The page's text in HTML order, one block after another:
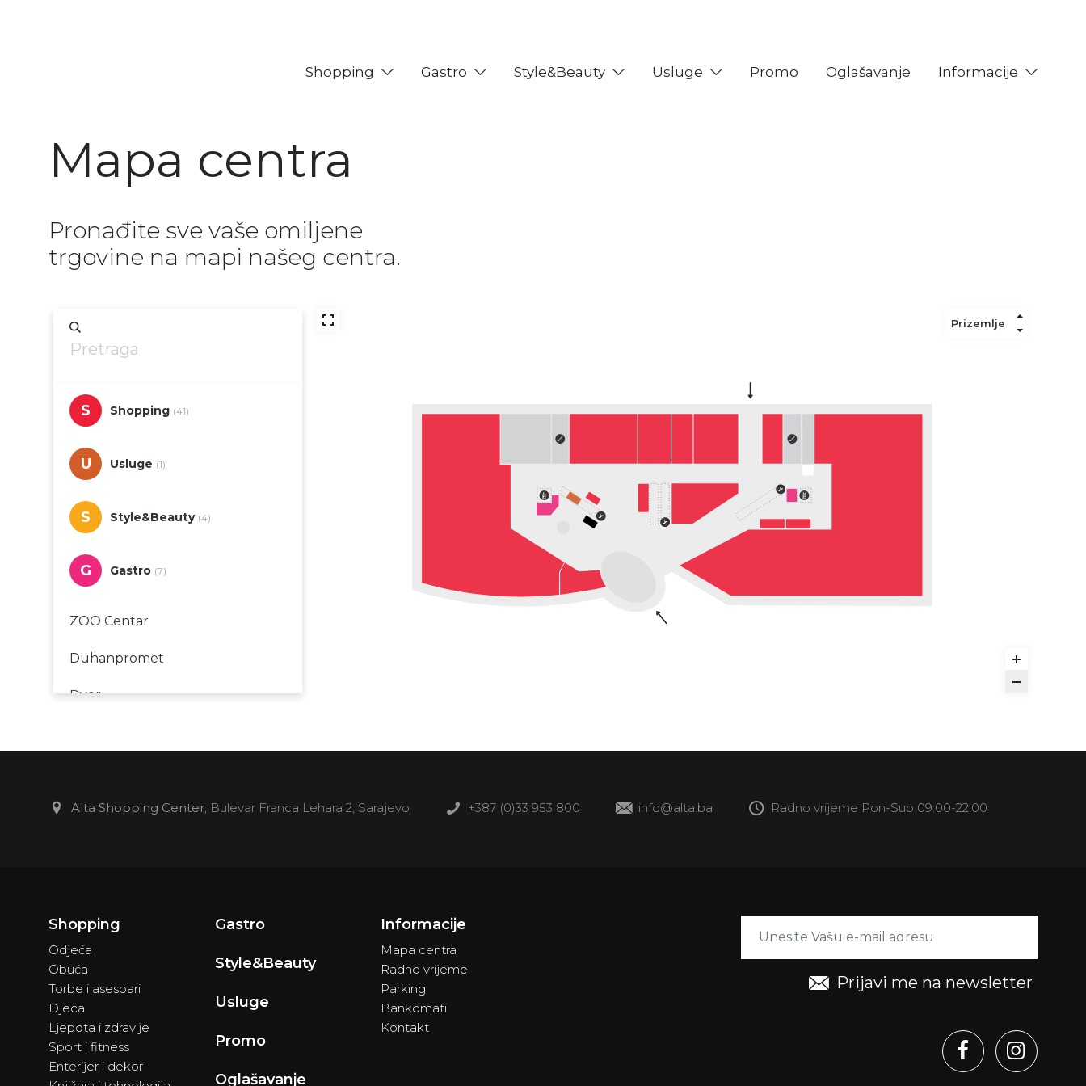
Shopping Gastro Style&Beauty Usluge Promo Oglašavanje Informacije
Mapa centra
Pronađite sve vaše omiljene
trgovine na mapi našeg centra.
S Shopping (41)
U Usluge (1)
S Style&Beauty (4)
G Gastro (7)
ZOO Centar
Duhanpromet
Dvor
Bingo
Hair by Gigis
Avalon Physio Studio
Foto Depil & Estetic Studio
Juventa Sport
MojSan
Alta Shopping Center, Bulevar Franca Lehara 2, Sarajevo +387 (0)33 953 800 info@alta.ba Radno vrijeme Pon-Sub 09:00-22:00
Prijavi me na newsletter
Shopping
Odjeća
Obuća
Torbe i asesoari
Djeca
Ljepota i zdravlje
Sport i fitness
Enterijer i dekor
Gastro
Style&Beauty
Usluge
Promo
Oglašavanje
Informacije
Mapa centra
Radno vrijeme
Parking
Bankomati
Kontakt